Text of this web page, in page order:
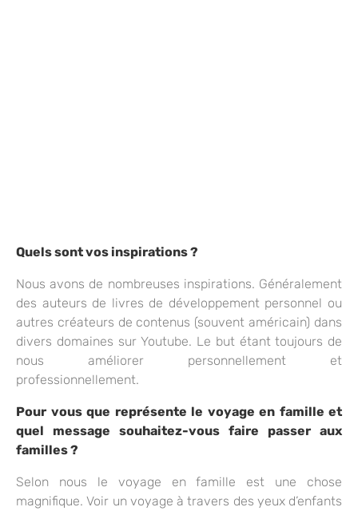
Quels sont vos inspirations ?
Nous avons de nombreuses inspirations. Généralement
des auteurs de livres de développement personnel ou
autres créateurs de contenus (souvent américain) dans
divers domaines sur Youtube. Le but étant toujours de
nous améliorer personnellement et
professionnellement.
Pour vous que représente le voyage en famille et
quel message souhaitez-vous faire passer aux
familles ?
Selon nous le voyage en famille est une chose
magnifique. Voir un voyage à travers des yeux d’enfants